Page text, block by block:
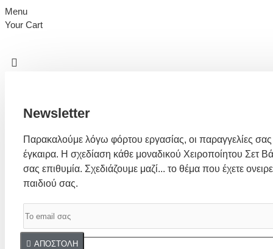
Menu
Your Cart
Newsletter
Παρακαλούμε λόγω φόρτου εργασίας, οι παραγγελίες σας
έγκαιρα. Η σχεδίαση κάθε μοναδικού Χειροποίητου Σετ
σας επιθυμία. Σχεδιάζουμε μαζί... το θέμα που έχετε
παιδιού σας.
ΑΠΟΣΤΟΛΉ
Captcha